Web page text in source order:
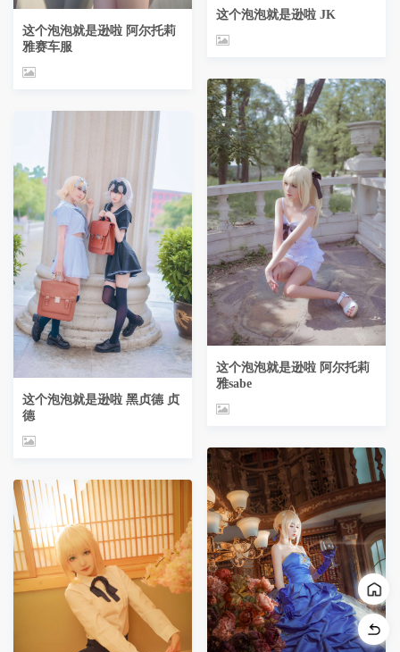
这个泡泡就是逊啦 阿尔托莉
雅赛车服
这个泡泡就是逊啦 黑贞德 贞
德
这个泡泡就是逊啦 JK
这个泡泡就是逊啦 阿尔托莉
雅sabe